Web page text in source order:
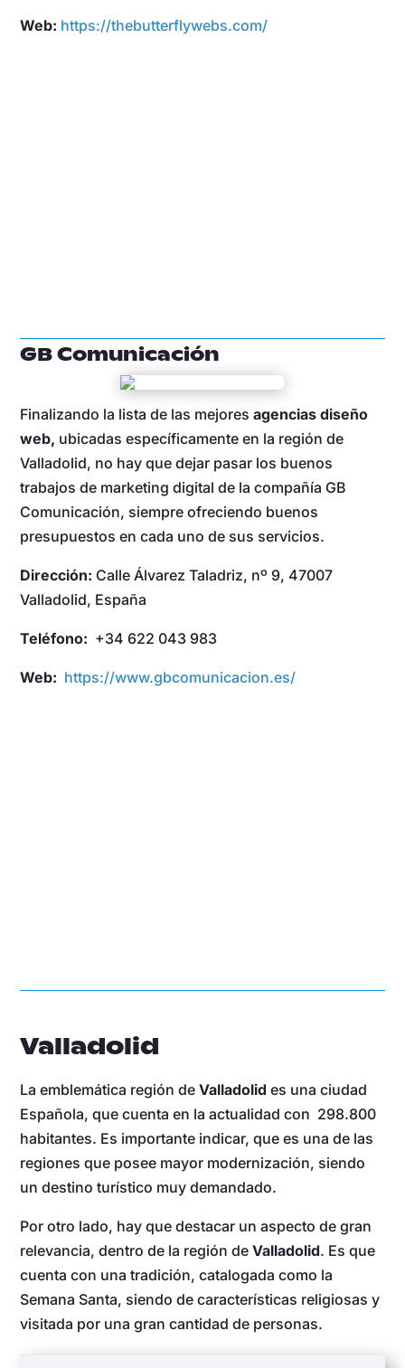
Web: https://thebutterflywebs.com/
GB Comunicación
Finalizando la lista de las mejoresagencias diseño
web, ubicadas específicamente en la región de
Valladolid, no hay que dejar pasar los buenos
trabajos de marketing digital de la compañía GB
Comunicación, siempre ofreciendo buenos
presupuestos en cada uno de sus servicios.
Dirección: Calle Álvarez Taladriz, nº 9, 47007
Valladolid, España
Teléfono: +34 622 043 983
Web: https://www.gbcomunicacion.es/
Valladolid
La emblemática región deValladolid es una ciudad
Española, que cuenta en la actualidad con 298.800
habitantes. Es importante indicar, que es una de las
regiones que posee mayor modernización, siendo
un destino turístico muy demandado.
Por otro lado, hay que destacar un aspecto de gran
relevancia, dentro de la región deValladolid. Es que
cuenta con una tradición, catalogada como la
Semana Santa, siendo de características religiosas y
visitada por una gran cantidad de personas.